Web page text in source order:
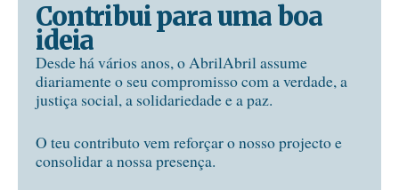
Contribui para uma boa
ideia
Desde há vários anos, o AbrilAbril assume
diariamente o seu compromisso com a verdade, a
justiça social, a solidariedade e a paz.
O teu contributo vem reforçar o nosso projecto e
consolidar a nossa presença.